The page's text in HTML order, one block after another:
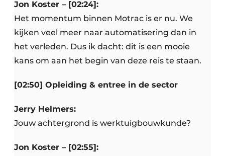
Jon Koster – [02:24]:
Het momentum binnen Motrac is er nu. We
kijken veel meer naar automatisering dan in
het verleden. Dus ik dacht: dit is een mooie
kans om aan het begin van deze reis te staan.
[02:50] Opleiding & entree in de sector
Jerry Helmers:
Jouw achtergrond is werktuigbouwkunde?
Jon Koster – [02:55]: